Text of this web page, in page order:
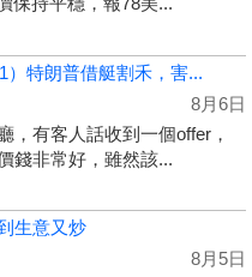
）特朗普借艇割禾，害...
8月6日
，有客人話收到一個offer，
錢非常好，雖然該...
生意又炒
8月5日